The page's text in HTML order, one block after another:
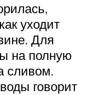
уходит
Для
на полную
сливом.
говорит